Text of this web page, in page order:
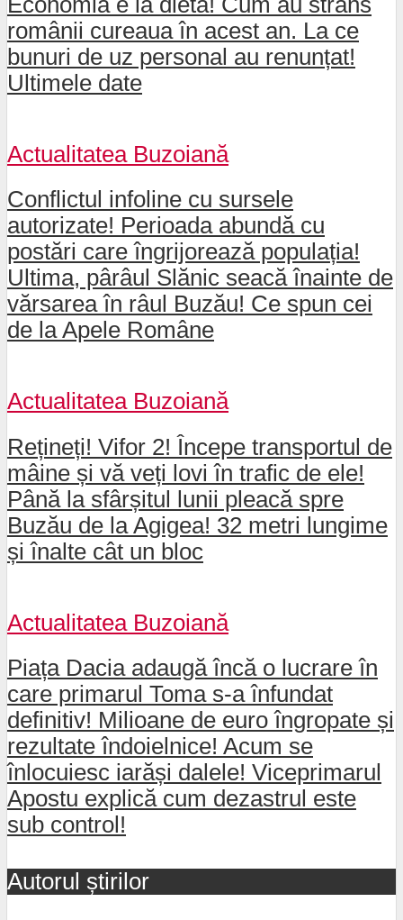
românii cureaua în acest an. La ce
bunuri de uz personal au renunțat!
Ultimele date
Actualitatea Buzoiană
Conflictul infoline cu sursele
autorizate! Perioada abundă cu
postări care îngrijorează populația!
Ultima, pârâul Slănic seacă înainte de
vărsarea în râul Buzău! Ce spun cei
de la Apele Române
Actualitatea Buzoiană
Rețineți! Vifor 2! Începe transportul de
mâine și vă veți lovi în trafic de ele!
Până la sfârșitul lunii pleacă spre
Buzău de la Agigea! 32 metri lungime
și înalte cât un bloc
Actualitatea Buzoiană
Piața Dacia adaugă încă o lucrare în
care primarul Toma s-a înfundat
definitiv! Milioane de euro îngropate și
rezultate îndoielnice! Acum se
înlocuiesc iarăși dalele! Viceprimarul
Apostu explică cum dezastrul este
sub control!
Autorul știrilor